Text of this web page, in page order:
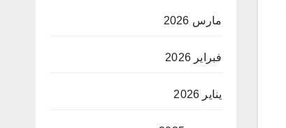
مارس 2026
فبراير 2026
يناير 2026